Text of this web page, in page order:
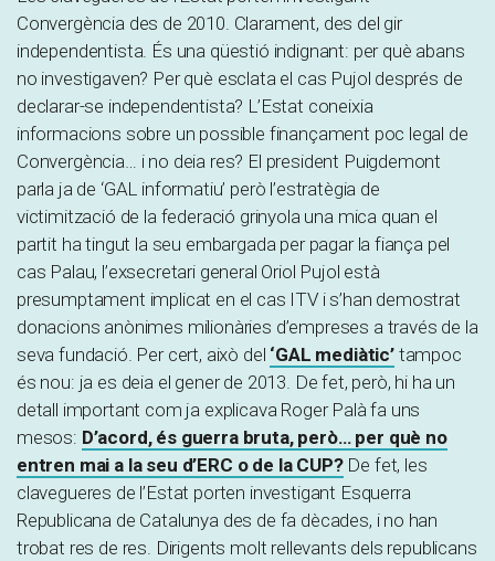
Convergència des de 2010. Clarament, des del gir
independentista. És una qüestió indignant: per què abans
no investigaven? Per què esclata el cas Pujol després de
declarar-se independentista? L’Estat coneixia
informacions sobre un possible finançament poc legal de
Convergència… i no deia res? El president Puigdemont
parla ja de ‘GAL informatiu’ però l’estratègia de
victimització de la federació grinyola una mica quan el
partit ha tingut la seu embargada per pagar la fiança pel
cas Palau, l’exsecretari general Oriol Pujol està
presumptament implicat en el cas ITV i s’han demostrat
donacions anònimes milionàries d’empreses a través de la
seva fundació. Per cert, això del ‘GAL mediàtic’tampoc
és nou: ja es deia el gener de 2013. De fet, però, hi ha un
detall important com ja explicava Roger Palà fa uns
mesos: D’acord, és guerra bruta, però… per què no
entren mai a la seu d’ERC o de la CUP?De fet, les
clavegueres de l’Estat porten investigant Esquerra
Republicana de Catalunya des de fa dècades, i no han
trobat res de res. Dirigents molt rellevants dels republicans